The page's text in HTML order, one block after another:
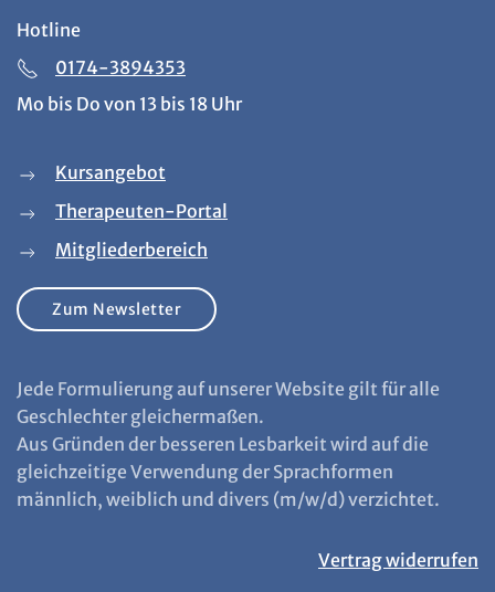
Hotline
0174-3894353
Mo bis Do von 13 bis 18 Uhr
Kursangebot
Therapeuten-Portal
Mitgliederbereich
Zum Newsletter
Jede Formulierung auf unserer Website gilt für alle
Geschlechter gleichermaßen.
Aus Gründen der besseren Lesbarkeit wird auf die
gleichzeitige Verwendung der Sprachformen
männlich, weiblich und divers (m/w/d) verzichtet.
Vertrag widerrufen